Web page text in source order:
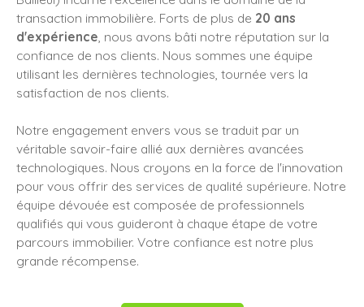
transaction immobilière. Forts de plus de 20 ans
d'expérience, nous avons bâti notre réputation sur la
confiance de nos clients. Nous sommes une équipe
utilisant les dernières technologies, tournée vers la
satisfaction de nos clients.
Notre engagement envers vous se traduit par un
véritable savoir-faire allié aux dernières avancées
technologiques. Nous croyons en la force de l'innovation
pour vous offrir des services de qualité supérieure. Notre
équipe dévouée est composée de professionnels
qualifiés qui vous guideront à chaque étape de votre
parcours immobilier. Votre confiance est notre plus
grande récompense.